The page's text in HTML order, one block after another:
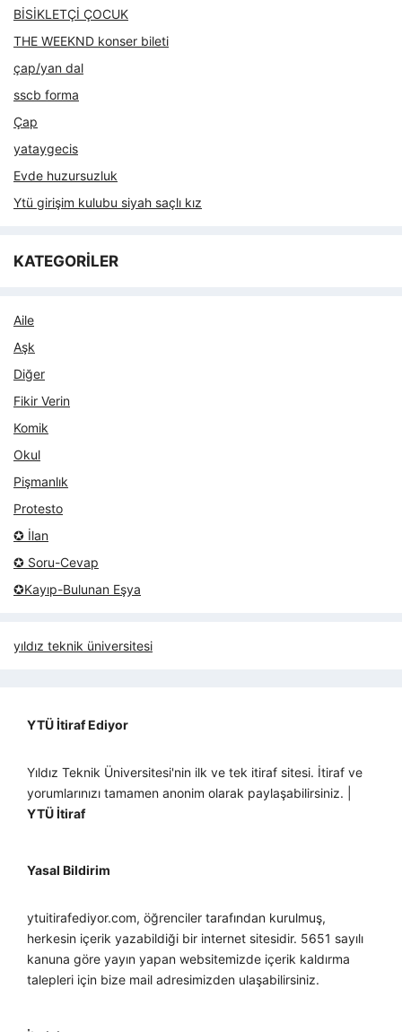
BİSİKLETÇİ ÇOCUK
THE WEEKND konser bileti
çap/yan dal
sscb forma
Çap
yataygecis
Evde huzursuzluk
Ytü girişim kulubu siyah saçlı kız
KATEGORİLER
Aile
Aşk
Diğer
Fikir Verin
Komik
Okul
Pişmanlık
Protesto
✪ İlan
✪ Soru-Cevap
✪Kayıp-Bulunan Eşya
yıldız teknik üniversitesi
YTÜ İtiraf Ediyor
Yıldız Teknik Üniversitesi'nin ilk ve tek itiraf sitesi. İtiraf ve
yorumlarınızı tamamen anonim olarak paylaşabilirsiniz. |
YTÜ İtiraf
Yasal Bildirim
ytuitirafediyor.com, öğrenciler tarafından kurulmuş,
herkesin içerik yazabildiği bir internet sitesidir. 5651 sayılı
kanuna göre yayın yapan websitemizde içerik kaldırma
talepleri için bize mail adresimizden ulaşabilirsiniz.